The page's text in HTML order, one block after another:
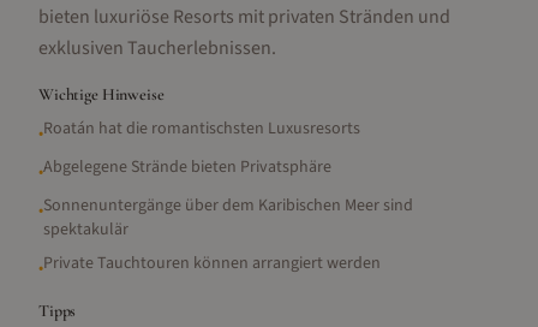
bieten luxuriöse Resorts mit privaten Stränden und
exklusiven Taucherlebnissen.
Wichtige Hinweise
•Roatán hat die romantischsten Luxusresorts
•Abgelegene Strände bieten Privatsphäre
•Sonnenuntergänge über dem Karibischen Meer sind
spektakulär
•Private Tauchtouren können arrangiert werden
Tipps